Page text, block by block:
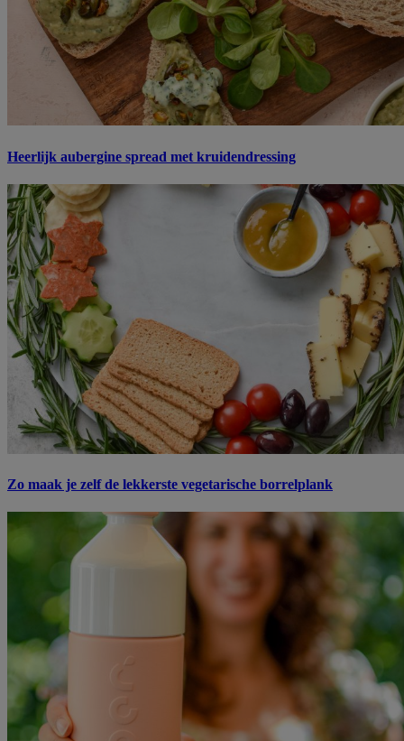
Heerlijk aubergine spread met kruidendressing
Zo maak je zelf de lekkerste vegetarische borrelplank